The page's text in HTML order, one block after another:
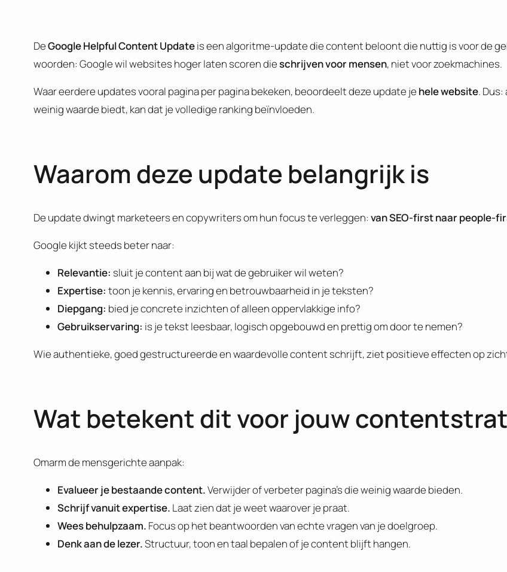
DeGoogle Helpful Content Updateis een algoritme-update die content beloont die nuttig is voor de
woorden: Google wil websites hoger laten scoren dieschrijven voor mensen, niet voor zoekmachines.
Waar eerdere updates vooral pagina per pagina bekeken, beoordeelt deze update je helewebsite.
weinig waarde biedt, kan dat je volledige ranking beïnvloeden.
Waarom deze update belangrijk is
De update dwingt marketeers en copywriters om hun focus te verleggen: van SEO-first naar people-
Google kijkt steeds beter naar:
Relevantie: sluit je content aan bij wat de gebruiker wil weten?
Expertise: toon je kennis, ervaring en betrouwbaarheid in je teksten?
Diepgang: bied je concrete inzichten of alleen oppervlakkige info?
Gebruikservaring: is je tekst leesbaar, logisch opgebouwd en prettig om door te nemen?
Wie authentieke, goed gestructureerde en waardevolle content schrijft, ziet positieve effecten op
Wat betekent dit voor jouw
Omarm de mensgerichte aanpak:
Evalueer je bestaande content.Verwijder of verbeter pagina’s die weinig waarde bieden.
Schrijf vanuit expertise. Laat zien dat je weet waarover je praat.
Wees behulpzaam. Focus op het beantwoorden van echte vragen van je doelgroep.
Denk aan de lezer.Structuur, toon en taal bepalen of je content blijft hangen.